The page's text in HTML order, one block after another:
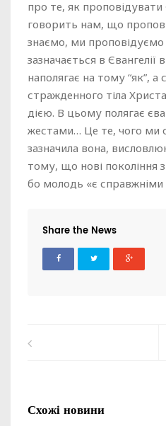
про те, як проповідувати
говорить нам, що
знаємо, ми
зазначається в Євангелії
наполягає на тому “як”,
стражденного тіла
дією. В цьому полягає
жестами… Це те, чого ми
зазначила вона,
тому, що нові покоління
бо молодь «є справжніми
Share the News
Схожі новини